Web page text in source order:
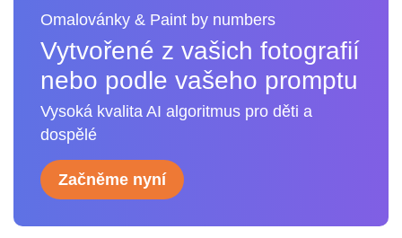
Omalovánky & Paint by numbers
Vytvořené z vašich fotografií
nebo podle vašeho promptu
Vysoká kvalita AI algoritmus pro děti a
dospělé
Začněme nyní